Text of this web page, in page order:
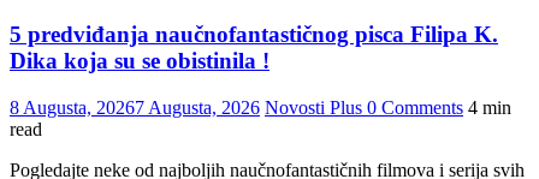
5 predviđanja naučnofantastičnog pisca Filipa K.
Dika koja su se obistinila !
8 Augusta, 20267 Augusta, 2026 Novosti Plus 0 Comments 4 min
read
Pogledajte neke od najboljih naučnofantastičnih filmova i serija svih